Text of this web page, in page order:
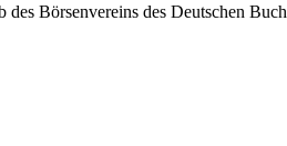
Börsenvereins des Deutschen